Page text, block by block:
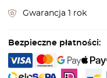
Gwarancja 1 rok
Bezpieczne płatności: